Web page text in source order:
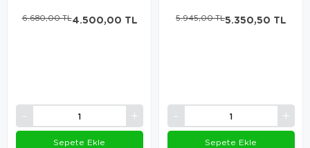
4.500,00 TL
6.680,00 TL
Sepete Ekle
5.350,50 TL
5.945,00 TL
Sepete Ekle